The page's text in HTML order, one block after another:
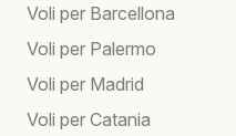
Voli per Barcellona
Voli per Palermo
Voli per Madrid
Voli per Catania